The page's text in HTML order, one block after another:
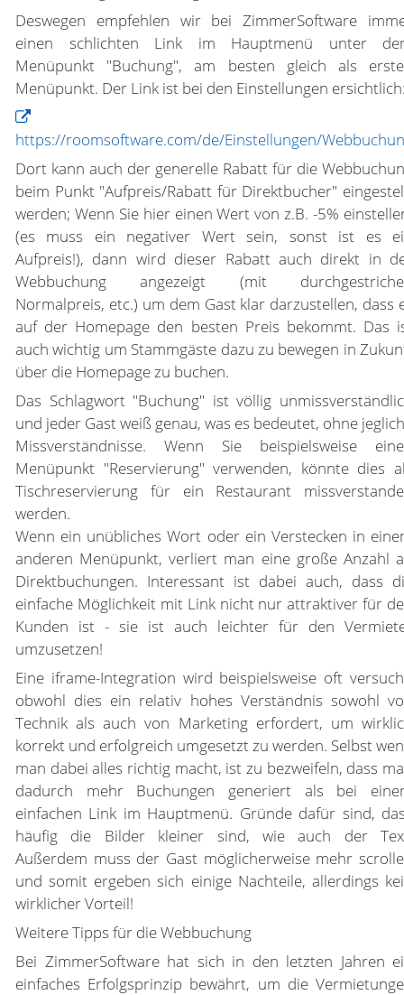
Deswegen empfehlen wir bei ZimmerSoftware
einen schlichten Link im Hauptmenü unter
Menüpunkt "Buchung", am besten gleich als
Menüpunkt. Der Link ist bei den Einstellungen
https://roomsoftware.com/de/Einstellungen/
Dort kann auch der generelle Rabatt für die
beim Punkt "Aufpreis/Rabatt für Direktbucher"
werden; Wenn Sie hier einen Wert von z.B. -5%
(es muss ein negativer Wert sein, sonst ist es
Aufpreis!), dann wird dieser Rabatt auch direkt in
Webbuchung angezeigt (mit
Normalpreis, etc.) um dem Gast klar darzustellen, dass
auf der Homepage den besten Preis bekommt. Das
auch wichtig um Stammgäste dazu zu bewegen in
über die Homepage zu buchen.
Das Schlagwort "Buchung" ist völlig
und jeder Gast weiß genau, was es bedeutet, ohne
Missverständnisse. Wenn Sie beispielsweise
Menüpunkt "Reservierung" verwenden, könnte dies
Tischreservierung für ein Restaurant
werden.
Wenn ein unübliches Wort oder ein Verstecken in
anderen Menüpunkt, verliert man eine große Anzahl
Direktbuchungen. Interessant ist dabei auch, dass
einfache Möglichkeit mit Link nicht nur attraktiver für
Kunden ist - sie ist auch leichter für den
umzusetzen!
Eine iframe-Integration wird beispielsweise oft
obwohl dies ein relativ hohes Verständnis sowohl
Technik als auch von Marketing erfordert, um
korrekt und erfolgreich umgesetzt zu werden. Selbst
man dabei alles richtig macht, ist zu bezweifeln, dass
dadurch mehr Buchungen generiert als bei
einfachen Link im Hauptmenü. Gründe dafür sind,
häufig die Bilder kleiner sind, wie auch der
Außerdem muss der Gast möglicherweise mehr
und somit ergeben sich einige Nachteile, allerdings
wirklicher Vorteil!
Weitere Tipps für die Webbuchung
Bei ZimmerSoftware hat sich in den letzten Jahren
einfaches Erfolgsprinzip bewährt, um die